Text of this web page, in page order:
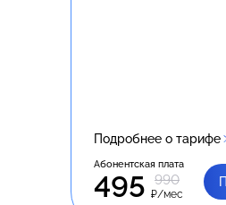
Подробнее о тарифе
Абонентская плата
495 990
₽/мес